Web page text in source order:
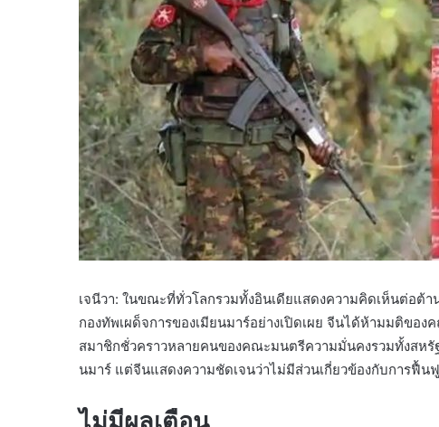
เจนีวา: ในขณะที่ทั่วโลกรวมทั้งอินเดียแสดงความคิดเห็นต่อต้
กองทัพเผด็จการของเมียนมาร์อย่างเปิดเผย จีนได้ห้ามมติข
สมาชิกชั่วคราวหลายคนของคณะมนตรีความมั่นคงรวมทั้งสหรั
นมาร์ แต่จีนแสดงความชัดเจนว่าไม่มีส่วนเกี่ยวข้องกับการฟื้น